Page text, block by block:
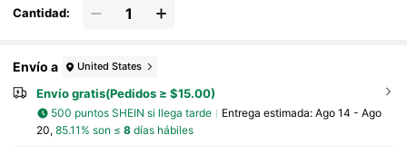
Cantidad:
Envío a United States
Envío gratis(Pedidos ≥ $15.00)
500 puntos SHEIN si llega tarde Entrega estimada: Ago 14 - Ago
20, 85.11% son ≤ 8días hábiles